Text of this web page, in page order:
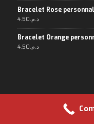
Bracelet Rose
د.م.4.50
Bracelet Orange
د.م.4.50
Copyright 2024© Maroc-